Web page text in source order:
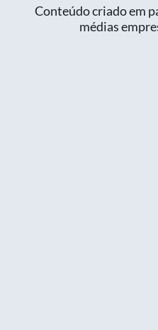
Conteúdo criado em
médias